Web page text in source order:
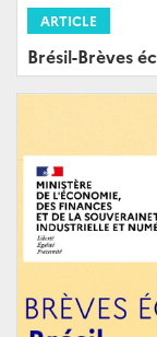
ARTICLE
Brésil-Brèves